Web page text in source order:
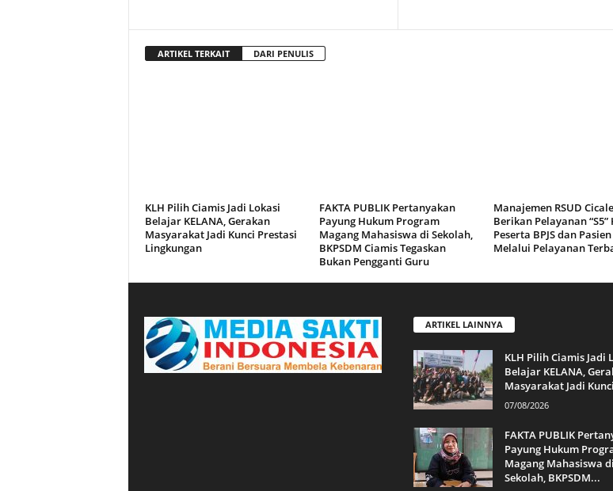
ARTIKEL TERKAIT DARI PENULIS
KLH Pilih Ciamis Jadi Lokasi
Belajar KELANA, Gerakan
Masyarakat Jadi Kunci Prestasi
Lingkungan
FAKTA PUBLIK Pertanyakan
Payung Hukum Program
Magang Mahasiswa di Sekolah,
BKPSDM Ciamis Tegaskan
Bukan Pengganti Guru
Manajemen RSUD
Berikan Pelayanan “S5”
Peserta BPJS dan
Melalui Pelayanan
ARTIKEL LAINNYA
KLH Pilih Ciamis Jadi
Belajar KELANA,
Masyarakat Jadi
07/08/2026
FAKTA PUBLIK
Payung Hukum
Magang Mahasiswa di
Sekolah, BKPSDM...